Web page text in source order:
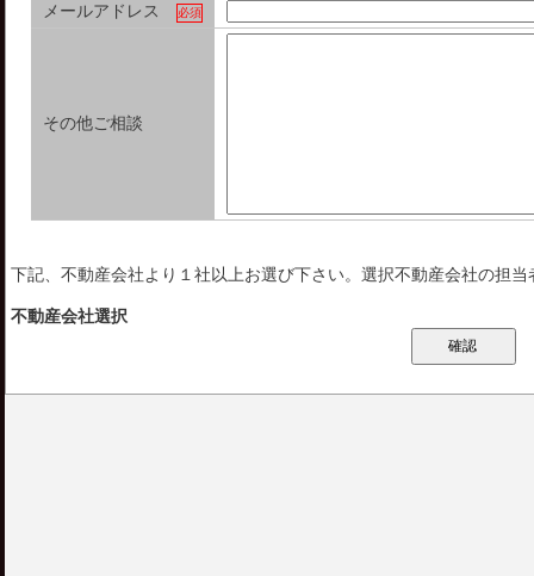
メールアドレス 必須
その他ご相談
下記、不動産会社より１社以上お選び下さい。選択不動産会社の担
不動産会社選択